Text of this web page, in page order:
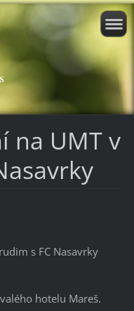
na UMT v
s FC Nasavrky
hotelu Mareš.